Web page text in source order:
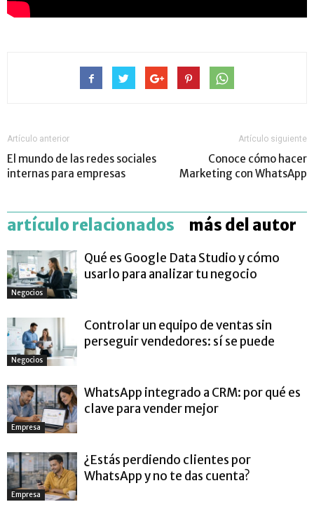
Artículo anterior
El mundo de las redes sociales
internas para empresas
Artículo siguiente
Conoce cómo hacer
Marketing con WhatsApp
artículo relacionados más del autor
Negocios
Qué es Google Data Studio y cómo
usarlo para analizar tu negocio
Negocios
Controlar un equipo de ventas sin
perseguir vendedores: sí se puede
Empresa
WhatsApp integrado a CRM: por qué es
clave para vender mejor
Empresa
¿Estás perdiendo clientes por
WhatsApp y no te das cuenta?